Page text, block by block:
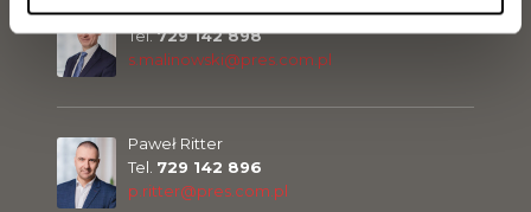
Sławomir Malinowski
Tel.729 142 898
s.malinowski@pres.com.pl
Paweł Ritter
Tel. 729 142 896
p.ritter@pres.com.pl